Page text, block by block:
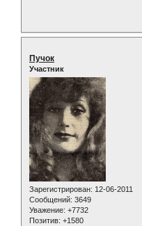
Пучок
Участник
Зарегистрирован: 12-06-2011
Сообщений: 3649
Уважение: +7732
Позитив: +1580